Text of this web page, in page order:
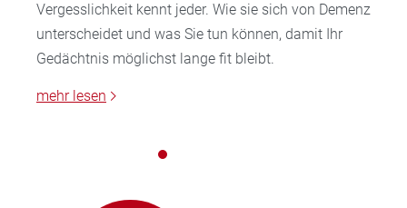
Vergesslichkeit kennt jeder. Wie sie sich von Demenz
unterscheidet und was Sie tun können, damit Ihr
Gedächtnis möglichst lange fit bleibt.
mehr lesen